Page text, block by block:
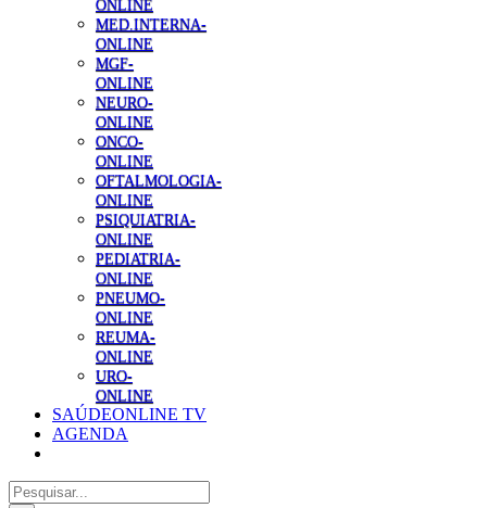
ONLINE
MED.INTERNA-
ONLINE
MGF-
ONLINE
NEURO-
ONLINE
ONCO-
ONLINE
OFTALMOLOGIA-
ONLINE
PSIQUIATRIA-
ONLINE
PEDIATRIA-
ONLINE
PNEUMO-
ONLINE
REUMA-
ONLINE
URO-
ONLINE
SAÚDEONLINE TV
AGENDA
Pesquisar